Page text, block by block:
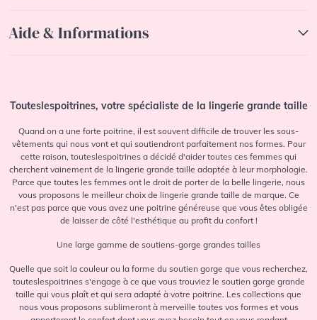
Aide & Informations
Touteslespoitrines, votre spécialiste de la lingerie grande taille
Quand on a une forte poitrine, il est souvent difficile de trouver les sous-
vêtements qui nous vont et qui soutiendront parfaitement nos formes. Pour
cette raison, touteslespoitrines a décidé d'aider toutes ces femmes qui
cherchent vainement de la lingerie grande taille adaptée à leur morphologie.
Parce que toutes les femmes ont le droit de porter de la belle lingerie, nous
vous proposons le meilleur choix de lingerie grande taille de marque. Ce
n'est pas parce que vous avez une poitrine généreuse que vous êtes obligée
de laisser de côté l'esthétique au profit du confort !
Une large gamme de soutiens-gorge grandes tailles
Quelle que soit la couleur ou la forme du soutien gorge que vous recherchez,
touteslespoitrines s'engage à ce que vous trouviez le soutien gorge grande
taille qui vous plaît et qui sera adapté à votre poitrine. Les collections que
nous vous proposons sublimeront à merveille toutes vos formes et vous